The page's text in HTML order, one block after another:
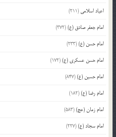
اعیاد اسلامی (211)
امام جعفر صادق (ع)(372)
امام حسن (ع)(233)
امام حسن عسکری (ع)(172)
امام حسین (ع)(847)
امام رضا (ع)(182)
امام زمان (عج)(583)
امام سجاد (ع)(227)